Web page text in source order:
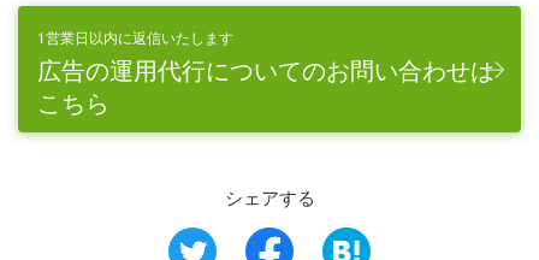
1営業日以内に返信いたします
広告の運用代行についてのお問い合わせは
こちら
シェアする